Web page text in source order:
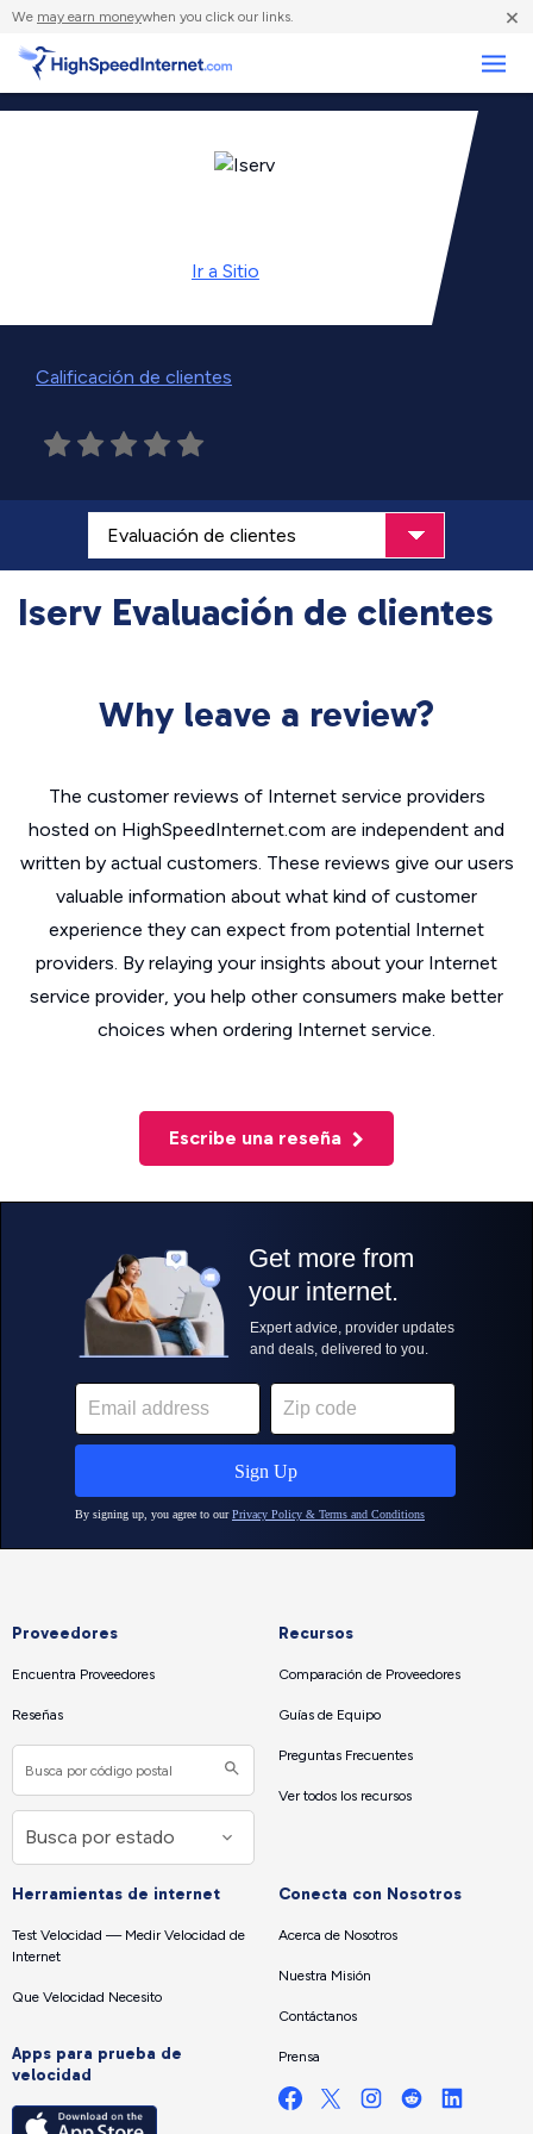
We may earn moneywhen you click our links. ×
Ir a Sitio
Calificación de clientes
Iserv Evaluación de clientes
Why leave a review?
The customer reviews of Internet service providers
hosted on HighSpeedInternet.com are independent and
written by actual customers. These reviews give our users
valuable information about what kind of customer
experience they can expect from potential Internet
providers. By relaying your insights about your Internet
service provider, you help other consumers make better
choices when ordering Internet service.
Escribe una reseña
Proveedores
Encuentra Proveedores
Reseñas
Recursos
Comparación de Proveedores
Guías de Equipo
Preguntas Frecuentes
Ver todos los recursos
Herramientas de internet
Test Velocidad — Medir Velocidad de
Internet
Que Velocidad Necesito
Apps para prueba de
velocidad
Conecta con Nosotros
Acerca de Nosotros
Nuestra Misión
Contáctanos
Prensa